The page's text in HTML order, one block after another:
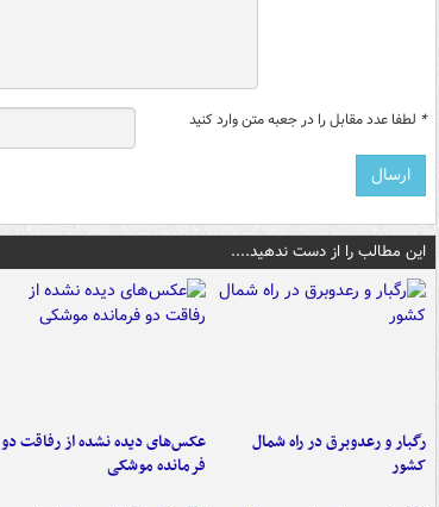
* لطفا عدد مقابل را در جعبه متن وارد کنید
این مطالب را از دست ندهید....
رگبار و رعدوبرق در راه شمال
کشور
عکس‌های دیده نشده از رفاقت دو
فرمانده‌ موشکی